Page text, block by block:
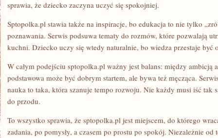
sprawia, że dziecko zaczyna uczyć się spokojniej.
Sptopolka.pl stawia także na inspiracje, bo edukacja to nie tylko
poznawania. Serwis podsuwa tematy do rozmów, które pozwalają
kuchni. Dziecko uczy się wtedy naturalnie, bo wiedza przestaje być
W całym podejściu sptopolka.pl ważny jest balans: między ambicją
podstawowa może być dobrym startem, ale bywa też męcząca.
nauka to taka, która szanuje tempo rozwoju. Nie każdy musi iść tak
do przodu.
To wszystko sprawia, że sptopolka.pl jest miejscem, do którego
zadania, po pomysły, a czasem po prostu po spokój. Niezależnie od